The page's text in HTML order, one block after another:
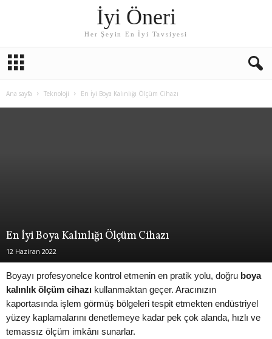
İyi Öneri
Her Şeyin En İyi Tavsiyesi
Ana sayfa Teknoloji En İyi Boya Kalınlığı Ölçüm Cihazı
En İyi Boya Kalınlığı Ölçüm Cihazı
12 Haziran 2022
Boyayı profesyonelce kontrol etmenin en pratik yolu, doğru boya
kalınlık ölçüm cihazı kullanmaktan geçer. Aracınızın
kaportasında işlem görmüş bölgeleri tespit etmekten endüstriyel
yüzey kaplamalarını denetlemeye kadar pek çok alanda, hızlı ve
temassız ölçüm imkânı sunarlar.